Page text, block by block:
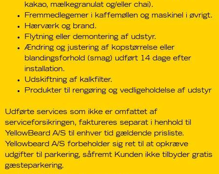
kakao, mælkegranulat og/eller chai).
Fremmedlegemer i kaffemøllen og maskinel i øvrigt.
Hærværk og brand.
Flytning eller demontering af udstyr.
Ændring og justering af kopstørrelse eller
blandingsforhold (smag) udført 14 dage efter
installation.
Udskiftning af kalkfilter.
Produkter til rengøring og vedligeholdelse af udstyr
Udførte services som ikke er omfattet af
serviceforsikringen, faktureres separat i henhold til
YellowBeard A/S til enhver tid gældende prisliste.
Yellowbeard A/S forbeholder sig ret til at opkræve
udgifter til parkering, såfremt Kunden ikke tilbyder gratis
gæsteparkering.